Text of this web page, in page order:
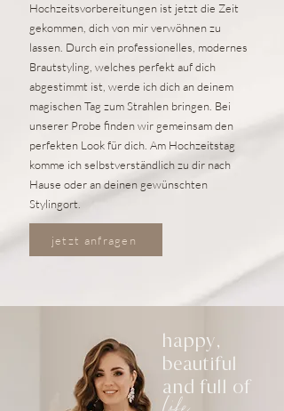
Hochzeitsvorbereitungen ist jetzt die Zeit
gekommen, dich von mir verwöhnen zu
lassen. Durch ein professionelles, modernes
Brautstyling, welches perfekt auf dich
abgestimmt ist, werde ich dich an deinem
magischen Tag zum Strahlen bringen. Bei
unserer Probe finden wir gemeinsam den
perfekten Look für dich. Am Hochzeitstag
komme ich selbstverständlich zu dir nach
Hause oder an deinen gewünschten
Stylingort.
jetzt anfragen
happy,
beautiful
and full of